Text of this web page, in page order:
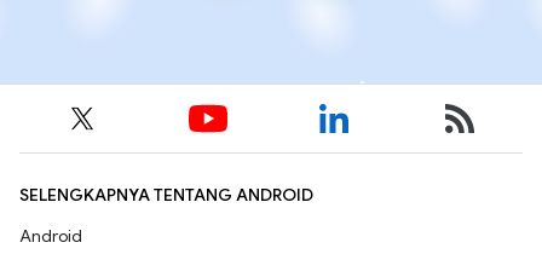
SELENGKAPNYA TENTANG ANDROID
Android